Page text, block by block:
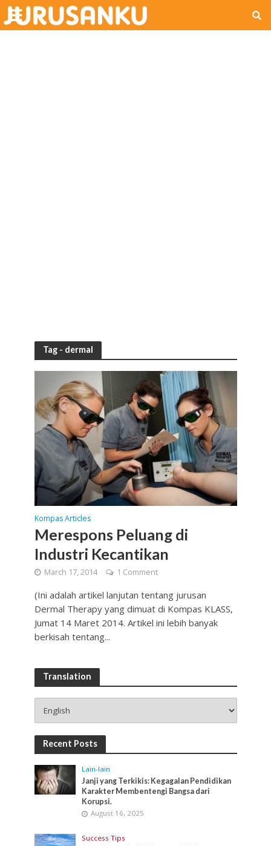
Tag - dermal
Kompas Articles
Merespons Peluang di
Industri Kecantikan
March 17, 2014 1 Comment
(Ini adalah artikel lanjutan tentang jurusan
Dermal Therapy yang dimuat di Kompas KLASS,
Jumat 14 Maret 2014. Artikel ini lebih banyak
berkisah tentang...
Translation
Recent Posts
Lain-lain
Janji yang Terkikis: Kegagalan Pendidikan
Karakter Membentengi Bangsa dari
Korupsi.
August 16, 2025
Success Tips